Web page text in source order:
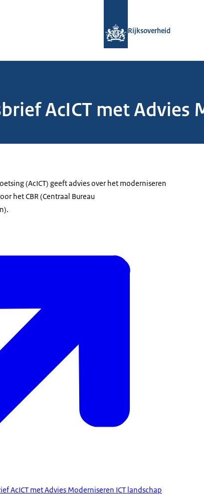
Rijksoverheid
AcICT met Advies
(AcICT) geeft advies over het moderniseren
het CBR (Centraal Bureau
AcICT met Advies Moderniseren ICT landschap